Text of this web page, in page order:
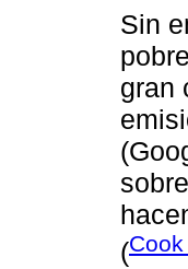
Sin
gran
(Cook